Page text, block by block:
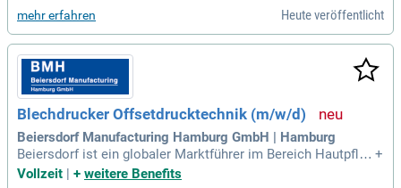
mehr erfahren Heute veröffentlicht
Blechdrucker Offsetdrucktechnik (m/w/d)
Beiersdorf Manufacturing Hamburg GmbH | Hamburg
Beiersdorf ist ein globaler Marktführer im Bereich Hautpfleg
e mit renommierten Marken wie NIVEA und Eucerin. Wir su
+
Vollzeit | + weitere Benefits